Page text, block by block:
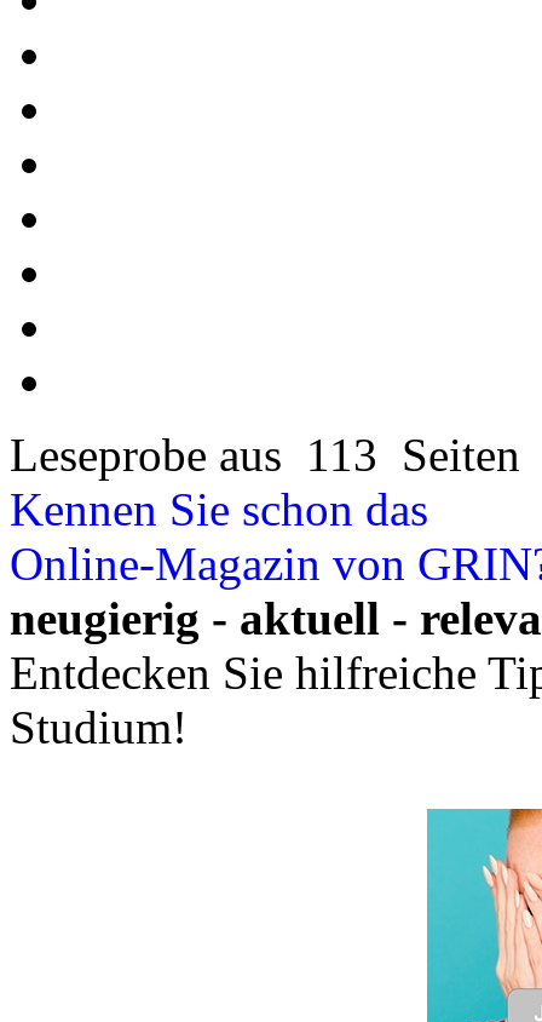
Leseprobe aus 113 Seiten
Kennen Sie schon das
Online-Magazin von
neugierig - aktuell -
Entdecken Sie hilfreiche
Studium!